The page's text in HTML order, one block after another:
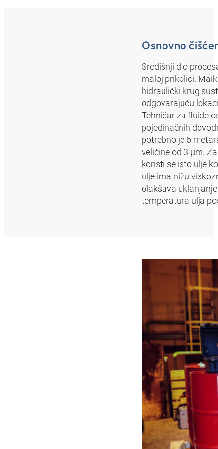
Osnovno
Središnji dio
maloj prikolici.
hidraulički krug
odgovarajuću
Tehničar za fluide
pojedinačnih
potrebno je 6
veličine od 3 µm.
koristi se isto ulje
ulje ima nižu
olakšava
temperatura ulja